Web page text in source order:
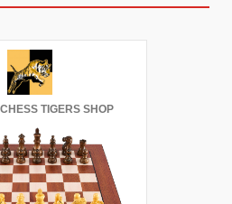
TIGERS SHOP